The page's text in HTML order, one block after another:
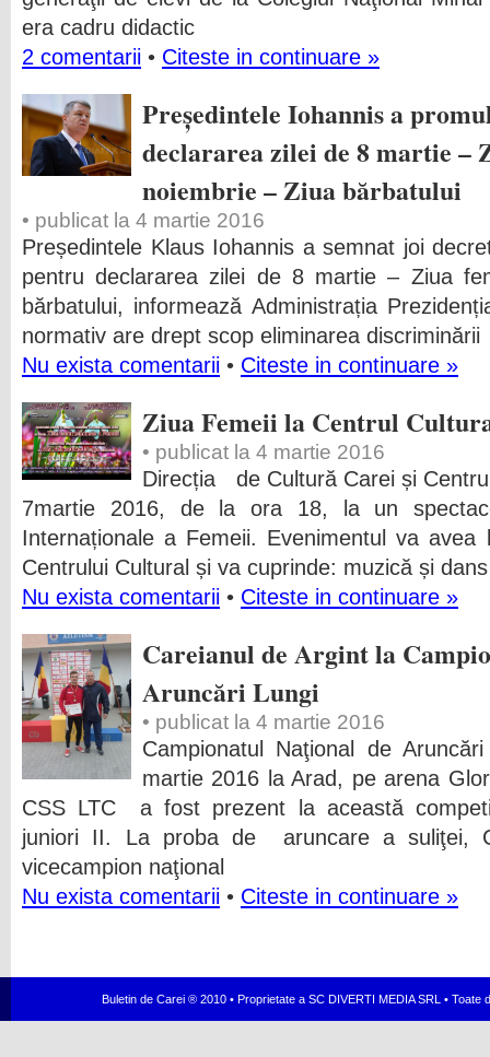
era cadru didactic
2 comentarii • Citeste in continuare »
Președintele Iohannis a
declararea zilei de 8 martie –
noiembrie – Ziua bărbatului
• publicat la 4 martie 2016
Președintele Klaus Iohannis a semnat joi
pentru declararea zilei de 8 martie – Ziua
bărbatului, informează Administrația
normativ are drept scop eliminarea discriminării
Nu exista comentarii • Citeste in continuare »
Ziua Femeii la Centrul
• publicat la 4 martie 2016
Direcția de Cultură Carei și
7martie 2016, de la ora 18, la un
Internaționale a Femeii. Evenimentul va
Centrului Cultural și va cuprinde: muzică și
Nu exista comentarii • Citeste in continuare »
Careianul de Argint la
Aruncări Lungi
• publicat la 4 martie 2016
Campionatul Naţional de
martie 2016 la Arad, pe arena
CSS LTC a fost prezent la această
juniori II. La proba de aruncare a suliţei,
vicecampion naţional
Nu exista comentarii • Citeste in continuare »
Buletin de Carei ® 2010 • Proprietate a SC DIVERTI MEDIA SRL •